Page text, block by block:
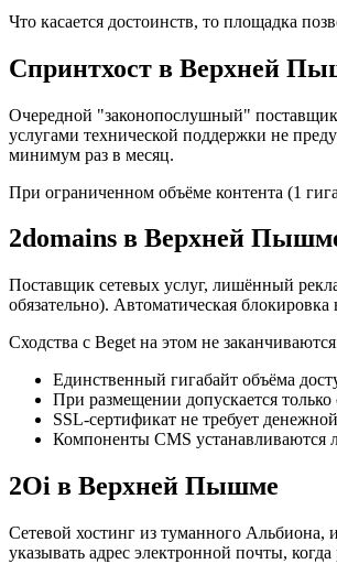
Что касается достоинств, то площадка
Спринтхост в Верхней
Очередной "законопослушный" поставщик
услугами технической поддержки не
минимум раз в месяц.
При ограниченном объёме контента (1
2domains в Верхней
Поставщик сетевых услуг, лишённый
обязательно). Автоматическая
Сходства с Beget на этом не
Единственный гигабайт объёма
При размещении допускается только
SSL-сертификат не требует
Компоненты CMS устанавливаются
2Oi в Верхней Пышме
Сетевой хостинг из туманного
указывать адрес электронной почты,